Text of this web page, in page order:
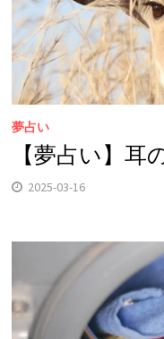
夢占い
【夢占い】耳
2025-03-16